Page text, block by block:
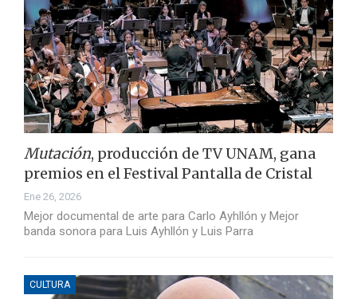
Mutación, producción de TV UNAM, gana
premios en el Festival Pantalla de Cristal
Ene 26, 2026
Mejor documental de arte para Carlo Ayhllón y Mejor
banda sonora para Luis Ayhllón y Luis Parra
CULTURA